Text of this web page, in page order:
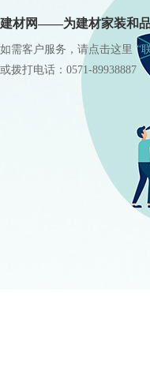
建材网——为建材家装和
如需客户服务，请点击这里 “
或拨打电话：0571-89938887